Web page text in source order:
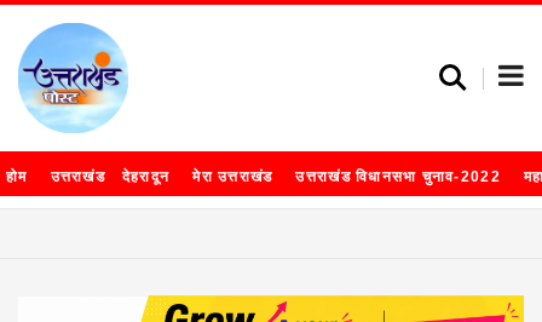
होम उत्तराखंड देहरादून मेरा उत्तराखंड उत्तराखंड विधानसभा चुनाव-2022